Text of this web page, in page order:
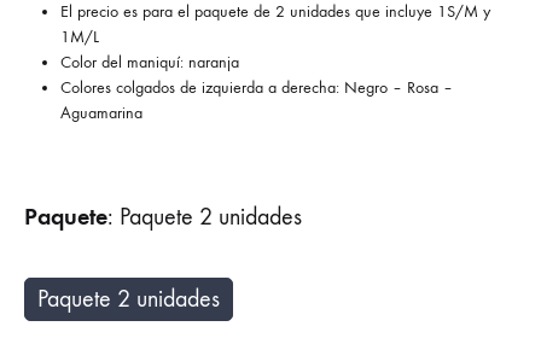
El precio es para el paquete de 2 unidades que incluye 1S/M y
1M/L
Color del maniquí: naranja
Colores colgados de izquierda a derecha: Negro – Rosa –
Aguamarina
Paquete: Paquete 2 unidades
Paquete 2 unidades